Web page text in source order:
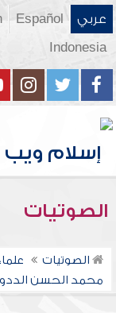
عربي Español
Indonesia
الصوتيات
الصوتيات
محمد الحسن